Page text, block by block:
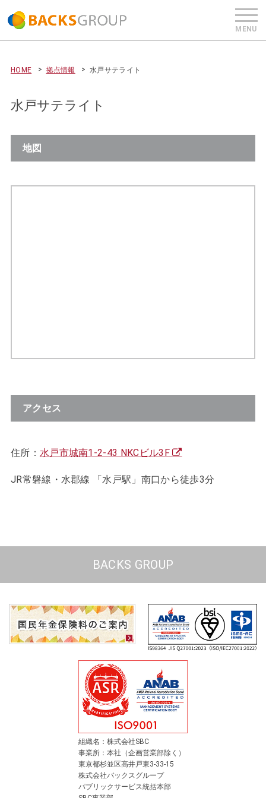
HOME 拠点情報 水戸サテライト
水戸サテライト
地図
アクセス
住所： 水戸市城南1-2-43 NKCビル3F
JR常磐線・水郡線 「水戸駅」南口から徒歩3分
BACKS GROUP
組織名：株式会社SBC
事業所：本社（企画営業部除く）
東京都杉並区高井戸東3-33-15
株式会社バックスグループ
パブリックサービス統括本部